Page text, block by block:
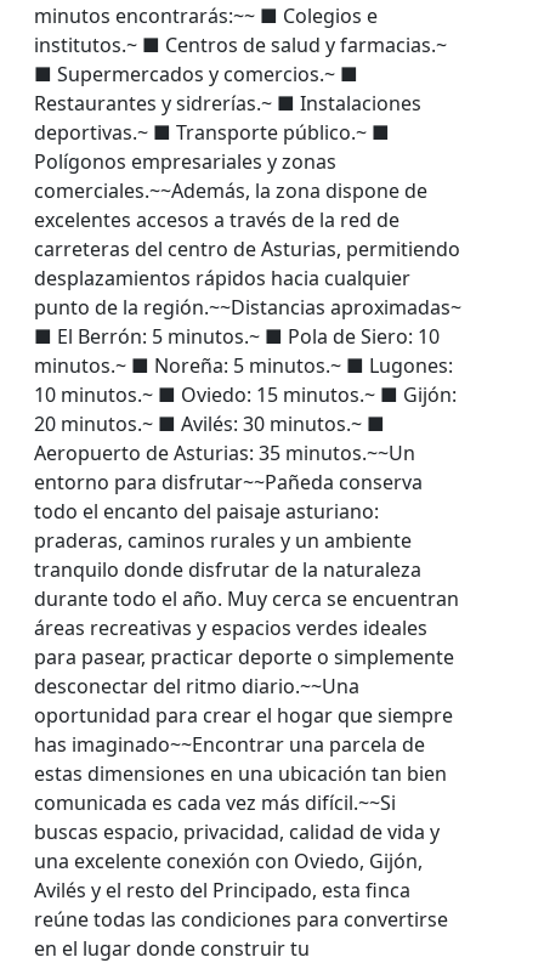
minutos encontrarás:~~ ■ Colegios e
institutos.~ ■ Centros de salud y farmacias.~
■ Supermercados y comercios.~ ■
Restaurantes y sidrerías.~ ■ Instalaciones
deportivas.~ ■ Transporte público.~ ■
Polígonos empresariales y zonas
comerciales.~~Además, la zona dispone de
excelentes accesos a través de la red de
carreteras del centro de Asturias, permitiendo
desplazamientos rápidos hacia cualquier
punto de la región.~~Distancias aproximadas~
■ El Berrón: 5 minutos.~ ■ Pola de Siero: 10
minutos.~ ■ Noreña: 5 minutos.~ ■ Lugones:
10 minutos.~ ■ Oviedo: 15 minutos.~ ■ Gijón:
20 minutos.~ ■ Avilés: 30 minutos.~ ■
Aeropuerto de Asturias: 35 minutos.~~Un
entorno para disfrutar~~Pañeda conserva
todo el encanto del paisaje asturiano:
praderas, caminos rurales y un ambiente
tranquilo donde disfrutar de la naturaleza
durante todo el año. Muy cerca se encuentran
áreas recreativas y espacios verdes ideales
para pasear, practicar deporte o simplemente
desconectar del ritmo diario.~~Una
oportunidad para crear el hogar que siempre
has imaginado~~Encontrar una parcela de
estas dimensiones en una ubicación tan bien
comunicada es cada vez más difícil.~~Si
buscas espacio, privacidad, calidad de vida y
una excelente conexión con Oviedo, Gijón,
Avilés y el resto del Principado, esta finca
reúne todas las condiciones para convertirse
en el lugar donde construir tu